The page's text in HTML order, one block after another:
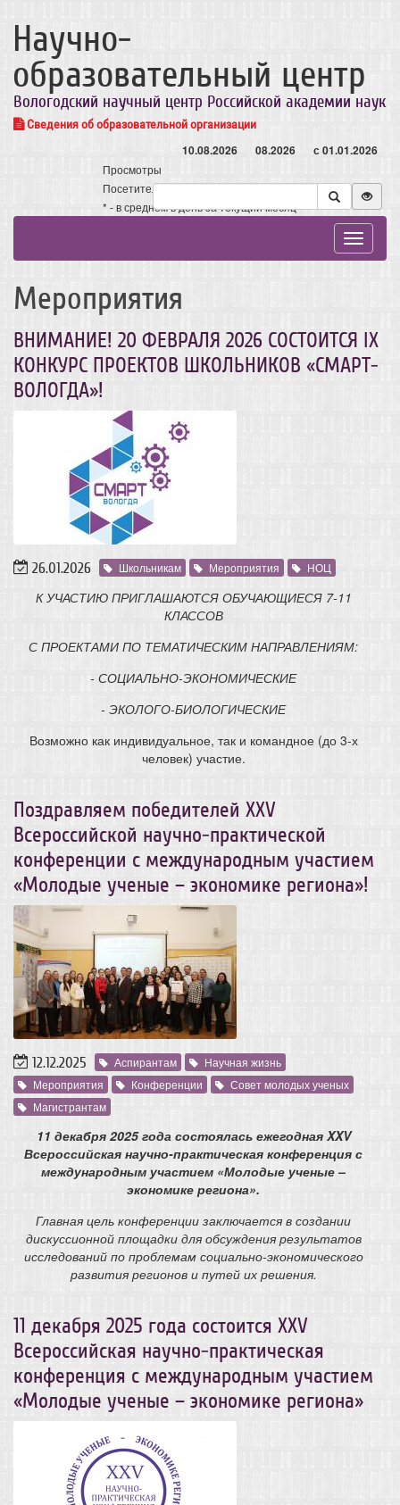
Научно-
образовательный центр
Вологодский научный центр Российской академии наук
Сведения об образовательной организации
10.08.2026 08.2026 с 01.01.2026
Просмотры
Посетители
* - в среднем в день за текущий месяц
Toggle
Мероприятия
ВНИМАНИЕ! 20 ФЕВРАЛЯ 2026 СОСТОИТСЯ IX
КОНКУРС ПРОЕКТОВ ШКОЛЬНИКОВ «СМАРТ-
ВОЛОГДА»!
26.01.2026 Школьникам Мероприятия НОЦ
К УЧАСТИЮ ПРИГЛАШАЮТСЯ ОБУЧАЮЩИЕСЯ 7-11
КЛАССОВ
С ПРОЕКТАМИ ПО ТЕМАТИЧЕСКИМ НАПРАВЛЕНИЯМ:
- СОЦИАЛЬНО-ЭКОНОМИЧЕСКИЕ
- ЭКОЛОГО-БИОЛОГИЧЕСКИЕ
Возможно как индивидуальное, так и командное (до 3-х
человек) участие.
Поздравляем победителей XXV
Всероссийской научно-практической
конференции с международным участием
«Молодые ученые – экономике региона»!
12.12.2025 Аспирантам
Научная жизнь
Мероприятия
Конференции
Совет молодых ученых
Магистрантам
11 декабря 2025 года состоялась ежегодная XXV
Всероссийская научно-практическая конференция с
международным участием «Молодые ученые –
экономике региона».
Главная цель конференции заключается в создании
дискуссионной площадки для обсуждения результатов
исследований по проблемам социально-экономического
развития регионов и путей их решения.
11 декабря 2025 года состоится ХХV
Всероссийская научно-практическая
конференция с международным участием
«Молодые ученые – экономике региона»